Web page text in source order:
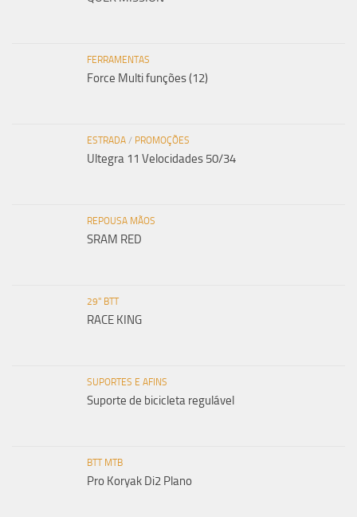
FERRAMENTAS
Force Multi funções (12)
ESTRADA / PROMOÇÕES
Ultegra 11 Velocidades 50/34
REPOUSA MÃOS
SRAM RED
29" BTT
RACE KING
SUPORTES E AFINS
Suporte de bicicleta regulável
BTT MTB
Pro Koryak Di2 Plano